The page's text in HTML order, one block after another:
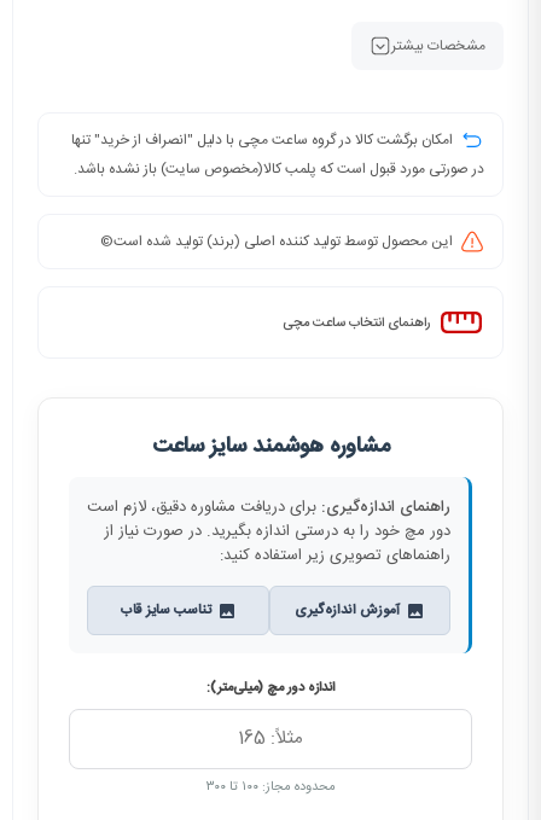
مشخصات بیشتر
امکان برگشت کالا در گروه ساعت مچی با دلیل "انصراف از خرید" تنها
در صورتی مورد قبول است که پلمب کالا(مخصوص سایت) باز نشده باشد.
این محصول توسط تولید کننده اصلی (برند) تولید شده است©️
راهنمای انتخاب ساعت مچی
مشاوره هوشمند سایز ساعت
راهنمای اندازه‌گیری: برای دریافت مشاوره دقیق، لازم است
دور مچ خود را به درستی اندازه بگیرید. در صورت نیاز از
راهنماهای تصویری زیر استفاده کنید:
آموزش اندازه‌گیری تناسب سایز قاب
اندازه دور مچ (میلی‌متر):
محدوده مجاز: ۱۰۰ تا ۳۰۰